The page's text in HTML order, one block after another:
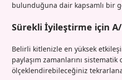
bulunduğuna dair kapsamlı bir
Sürekli İyileştirme için A/
Belirli kitlenizle en yüksek
paylaşım zamanlarını
ölçeklendirebileceğiniz